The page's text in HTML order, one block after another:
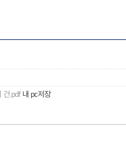
건.pdf내 pc저장